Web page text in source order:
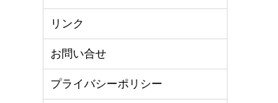
リンク
お問い合せ
プライバシーポリシー